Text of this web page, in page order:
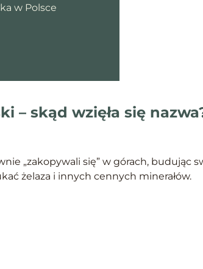
w Polsce
– skąd wzięła się
„zakopywali się” w górach, budując
żelaza i innych cennych minerałów.